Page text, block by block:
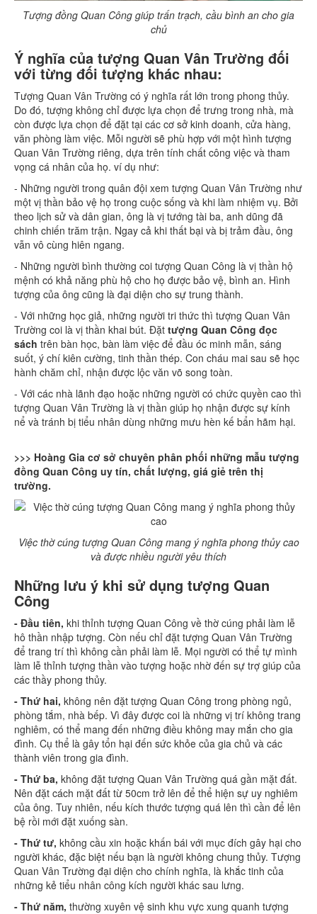
Tượng đồng Quan Công giúp trấn trạch, cầu bình an cho gia
chủ
Ý nghĩa của tượng Quan Vân Trường đối
với từng đối tượng khác nhau:
Tượng Quan Vân Trường có ý nghĩa rất lớn trong phong thủy.
Do đó, tượng không chỉ được lựa chọn để trưng trong nhà, mà
còn được lựa chọn để đặt tại các cơ sở kinh doanh, cửa hàng,
văn phòng làm việc. Mỗi người sẽ phù hợp với một hình tượng
Quan Vân Trường riêng, dựa trên tính chất công việc và tham
vọng cá nhân của họ. ví dụ như:
- Những người trong quân đội xem tượng Quan Vân Trường như
một vị thần bảo vệ họ trong cuộc sống và khi làm nhiệm vụ. Bởi
theo lịch sử và dân gian, ông là vị tướng tài ba, anh dũng đã
chinh chiến trăm trận. Ngay cả khi thất bại và bị trảm đầu, ông
vẫn vô cùng hiên ngang.
- Những người bình thường coi tượng Quan Công là vị thần hộ
mệnh có khả năng phù hộ cho họ được bảo vệ, bình an. Hình
tượng của ông cũng là đại diện cho sự trung thành.
- Với những học giả, những người tri thức thì tượng Quan Vân
Trường coi là vị thần khai bút. Đặt tượng Quan Công đọc
sách trên bàn học, bàn làm việc để đầu óc minh mẫn, sáng
suốt, ý chí kiên cường, tinh thần thép. Con cháu mai sau sẽ học
hành chăm chỉ, nhận được lộc văn võ song toàn.
- Với các nhà lãnh đạo hoặc những người có chức quyền cao thì
tượng Quan Vân Trường là vị thần giúp họ nhận được sự kính
nể và tránh bị tiểu nhân dùng những mưu hèn kế bẩn hãm hại.
>>> Hoàng Gia cơ sở chuyên phân phối những mẫu tượng
đồng Quan Công uy tín, chất lượng, giá giẻ trên thị
trường.
Việc thờ cúng tượng Quan Công mang ý nghĩa phong thủy cao
và được nhiều người yêu thích
Những lưu ý khi sử dụng tượng Quan
Công
- Đầu tiên, khi thỉnh tượng Quan Công về thờ cúng phải làm lễ
hô thần nhập tượng. Còn nếu chỉ đặt tượng Quan Vân Trường
để trang trí thì không cần phải làm lễ. Mọi người có thể tự mình
làm lễ thỉnh tượng thần vào tượng hoặc nhờ đến sự trợ giúp của
các thầy phong thủy.
- Thứ hai, không nên đặt tượng Quan Công trong phòng ngủ,
phòng tắm, nhà bếp. Vì đây được coi là những vị trí không trang
nghiêm, có thể mang đến những điều không may mắn cho gia
đình. Cụ thể là gây tổn hại đến sức khỏe của gia chủ và các
thành viên trong gia đình.
- Thứ ba, không đặt tượng Quan Vân Trường quá gần mặt đất.
Nên đặt cách mặt đất từ ​​50cm trở lên để thể hiện sự uy nghiêm
của ông. Tuy nhiên, nếu kích thước tượng quá lên thì cần để lên
bệ rồi mới đặt xuống sàn.
- Thứ tư, không cầu xin hoặc khấn bái với mục đích gây hại cho
người khác, đặc biệt nếu bạn là người không chung thủy. Tượng
Quan Vân Trường đại diện cho chính nghĩa, là khắc tinh của
những kẻ tiểu nhân công kích người khác sau lưng.
- Thứ năm, thường xuyên vệ sinh khu vực xung quanh tượng